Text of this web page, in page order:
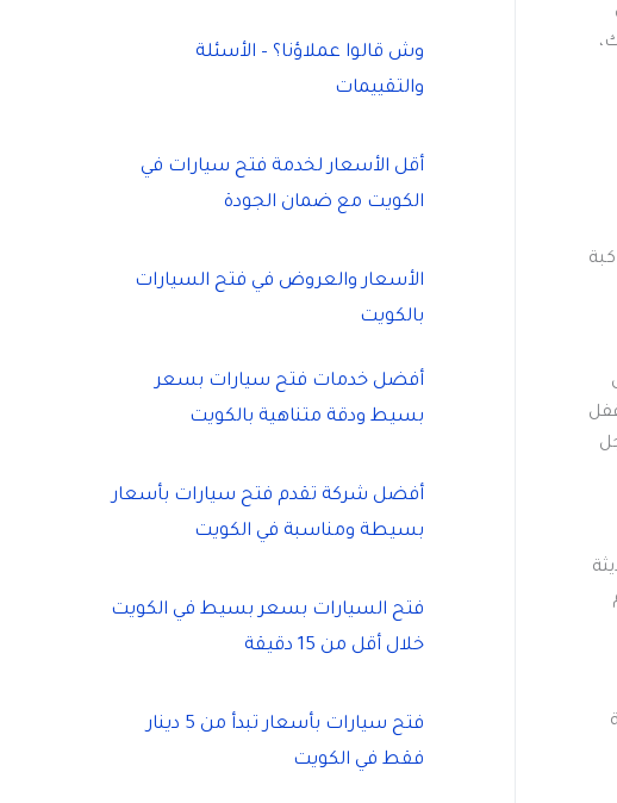
وش قالوا عملاؤنا؟ – الأسئلة
والتقييمات
أقل الأسعار لخدمة فتح سيارات في
الكويت مع ضمان الجودة
الأسعار والعروض في فتح السيارات
بالكويت
أفضل خدمات فتح سيارات بسعر
بسيط ودقة متناهية بالكويت
أفضل شركة تقدم فتح سيارات بأسعار
بسيطة ومناسبة في الكويت
فتح السيارات بسعر بسيط في الكويت
خلال أقل من 15 دقيقة
فتح سيارات بأسعار تبدأ من 5 دينار
فقط في الكويت